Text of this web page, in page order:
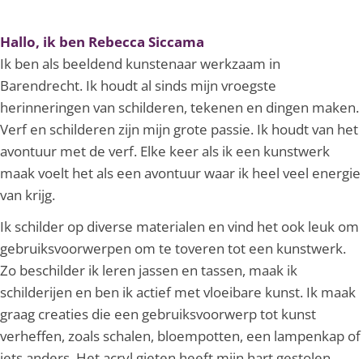
Hallo, ik ben Rebecca Siccama
Ik ben als beeldend kunstenaar werkzaam in
Barendrecht. Ik houdt al sinds mijn vroegste
herinneringen van schilderen, tekenen en dingen maken.
Verf en schilderen zijn mijn grote passie. Ik houdt van het
avontuur met de verf. Elke keer als ik een kunstwerk
maak voelt het als een avontuur waar ik heel veel energie
van krijg.
Ik schilder op diverse materialen en vind het ook leuk om
gebruiksvoorwerpen om te toveren tot een kunstwerk.
Zo beschilder ik leren jassen en tassen, maak ik
schilderijen en ben ik actief met vloeibare kunst. Ik maak
graag creaties die een gebruiksvoorwerp tot kunst
verheffen, zoals schalen, bloempotten, een lampenkap of